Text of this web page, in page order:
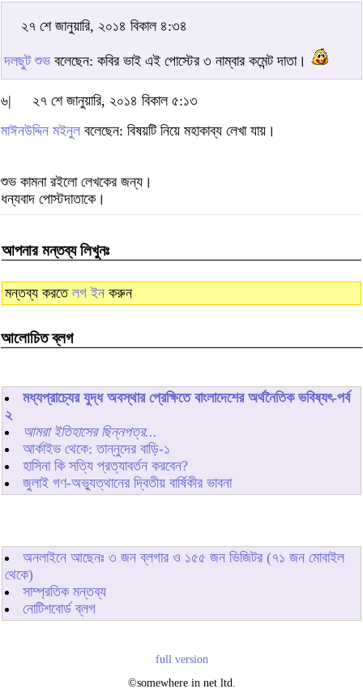
২৭ শে জানুয়ারি, ২০১৪ বিকাল ৪:৩৪
দলছুট শুভ বলেছেন: কবির ভাই এই পোস্টের ৩ নাম্বার কমেন্ট দাতা।
৬|
২৭ শে জানুয়ারি, ২০১৪ বিকাল ৫:১৩
মাঈনউদ্দিন মইনুল বলেছেন: বিষয়টি নিয়ে মহাকাব্য লেখা যায়।
শুভ কামনা রইলো লেখকের জন্য।
ধন্যবাদ পোস্টদাতাকে।
আপনার মন্তব্য লিখুনঃ
মন্তব্য করতে লগ ইন করুন
আলোচিত ব্লগ
মধ্যপ্রাচ্যের যুদ্ধ অবস্থার প্রেক্ষিতে বাংলাদেশের অর্থনৈতিক ভবিষ্যৎ-পর্ব
২
আমরা ইতিহাসের ছিন্নপত্র...
আর্কাইভ থেকে: তান্নুদের বাড়ি-১
হাসিনা কি সত্যি প্রত্যাবর্তন করবেন?
জুলাই গণ-অভ্যুত্থানের দ্বিতীয় বার্ষিকীর ভাবনা
অনলাইনে আছেনঃ ৩ জন ব্লগার ও ১৫৫ জন ভিজিটর (৭১ জন মোবাইল
থেকে)
সাম্প্রতিক মন্তব্য
নোটিশবোর্ড ব্লগ
full version
©somewhere in net ltd.